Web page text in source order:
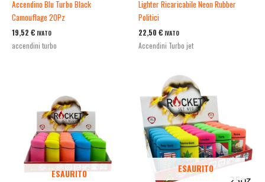
Accendino Blu Turbo Black
Camouflage 20Pz
19,52 € IVATO
accendini turbo
Lighter Ricaricabile Neon Rubber
Politici
22,50 € IVATO
Accendini Turbo jet
ESAURITO ESAURITO